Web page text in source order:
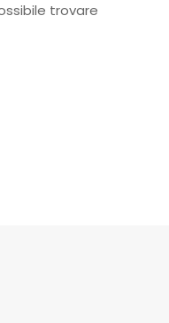
trovare